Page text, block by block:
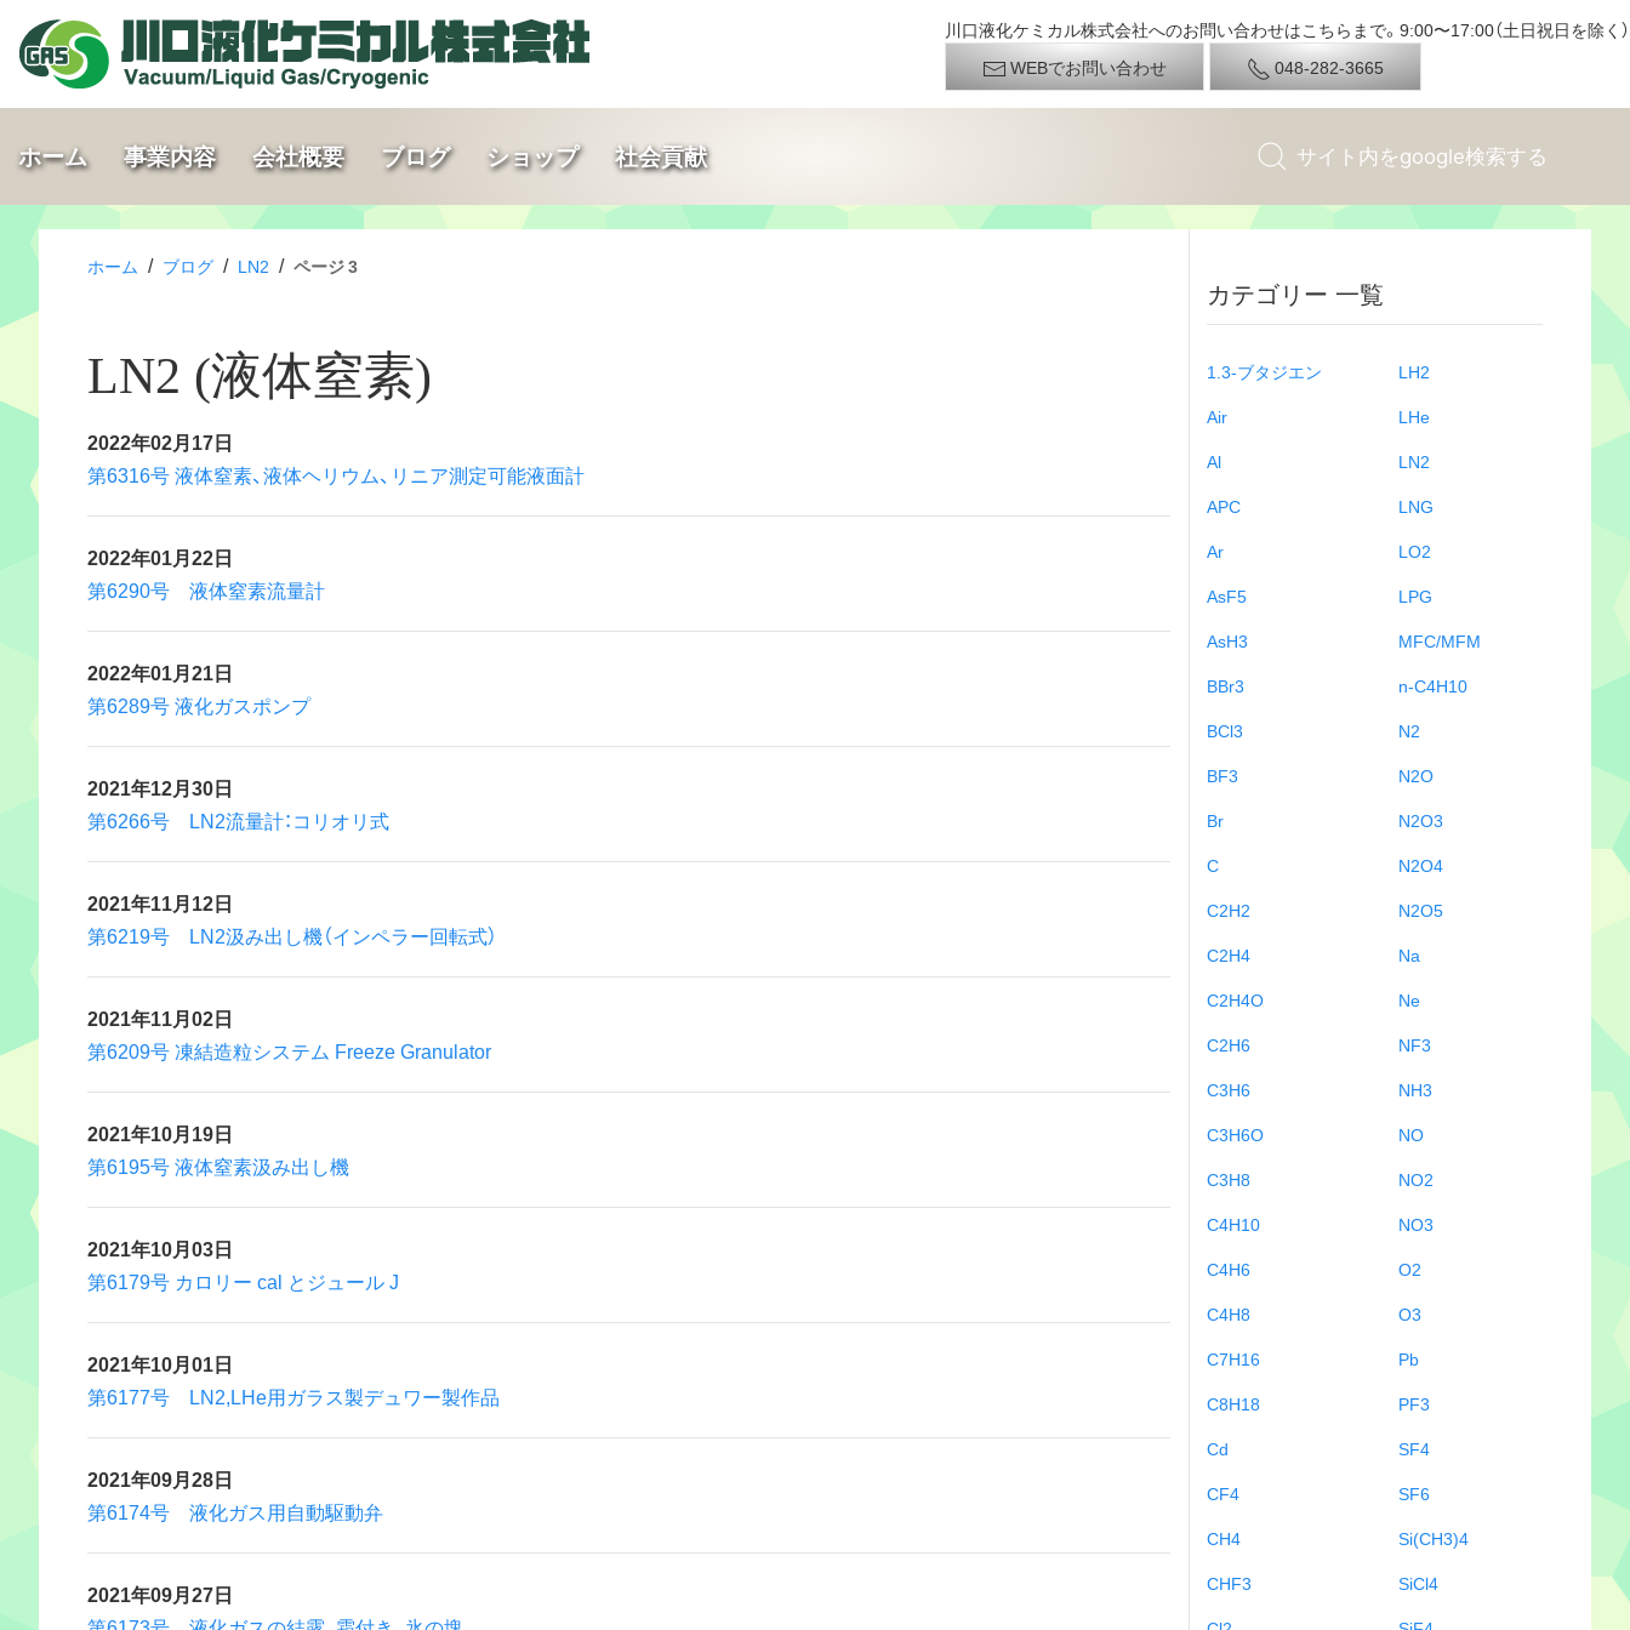
川口液化ケミカル株式会社へのお問い合わせはこちらまで。9:00〜17:00（土日祝日を除く）
WEBでお問い合わせ
048-282-3665
ホーム 事業内容 会社概要 ブログ ショップ 社会貢献
ホーム / ブログ / LN2 / ページ 3
LN2 (液体窒素)
2022年02月17日
第6316号 液体窒素、液体ヘリウム、リニア測定可能液面計
2022年01月22日
第6290号 液体窒素流量計
2022年01月21日
第6289号 液化ガスポンプ
2021年12月30日
第6266号 LN2流量計：コリオリ式
2021年11月12日
第6219号 LN2汲み出し機（インペラー回転式）
2021年11月02日
第6209号 凍結造粒システム Freeze Granulator
2021年10月19日
第6195号 液体窒素汲み出し機
2021年10月03日
第6179号 カロリー cal とジュール J
2021年10月01日
第6177号 LN2,LHe用ガラス製デュワー製作品
2021年09月28日
第6174号 液化ガス用自動駆動弁
2021年09月27日
カテゴリー 一覧
1.3-ブタジエン
Air
Al
APC
Ar
AsF5
AsH3
BBr3
BCl3
BF3
Br
C
C2H2
C2H4
C2H4O
C2H6
C3H6
C3H6O
C3H8
C4H10
C4H6
C4H8
C7H16
C8H18
Cd
CF4
CH4
CHF3
LH2
LHe
LN2
LNG
LO2
LPG
MFC/MFM
n-C4H10
N2
N2O
N2O3
N2O4
N2O5
Na
Ne
NF3
NH3
NO
NO2
NO3
O2
O3
Pb
PF3
SF4
SF6
Si(CH3)4
SiCl4